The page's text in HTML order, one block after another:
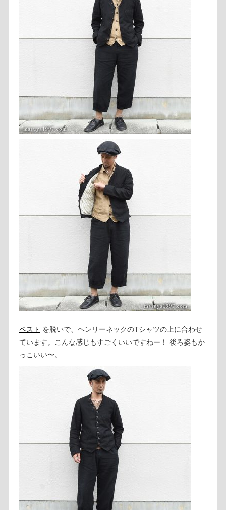
ベスト を脱いで、ヘンリーネックのTシャツの上に合わせ
ています。こんな感じもすごくいいですねー！ 後ろ姿もか
っこいい〜。